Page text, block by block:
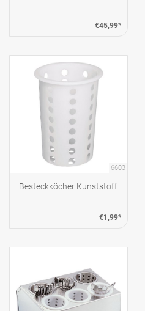
€45,99*
6603
Besteckköcher Kunststoff
€1,99*